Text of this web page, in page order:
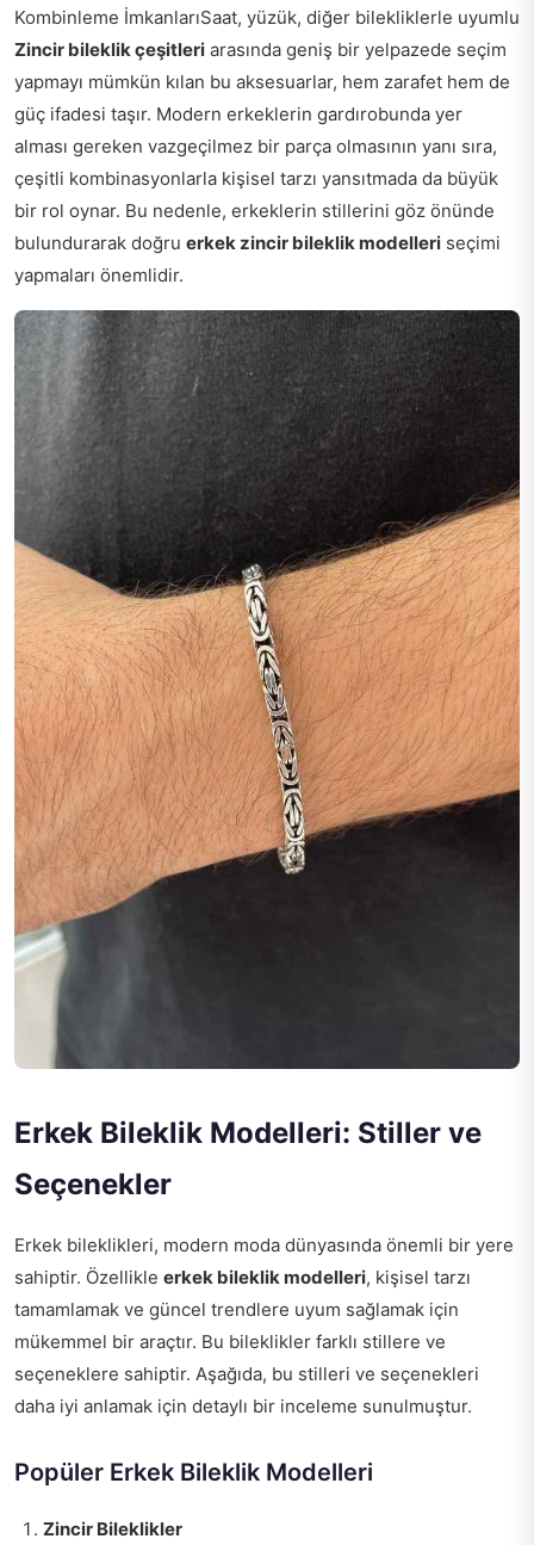
Kombinleme İmkanlarıSaat, yüzük, diğer bilekliklerle uyumlu
Zincir bileklik çeşitleri arasında geniş bir yelpazede seçim
yapmayı mümkün kılan bu aksesuarlar, hem zarafet hem de
güç ifadesi taşır. Modern erkeklerin gardırobunda yer
alması gereken vazgeçilmez bir parça olmasının yanı sıra,
çeşitli kombinasyonlarla kişisel tarzı yansıtmada da büyük
bir rol oynar. Bu nedenle, erkeklerin stillerini göz önünde
bulundurarak doğru erkek zincir bileklik modelleri seçimi
yapmaları önemlidir.
Erkek Bileklik Modelleri: Stiller ve
Seçenekler
Erkek bileklikleri, modern moda dünyasında önemli bir yere
sahiptir. Özellikle erkek bileklik modelleri, kişisel tarzı
tamamlamak ve güncel trendlere uyum sağlamak için
mükemmel bir araçtır. Bu bileklikler farklı stillere ve
seçeneklere sahiptir. Aşağıda, bu stilleri ve seçenekleri
daha iyi anlamak için detaylı bir inceleme sunulmuştur.
Popüler Erkek Bileklik Modelleri
Zincir Bileklikler